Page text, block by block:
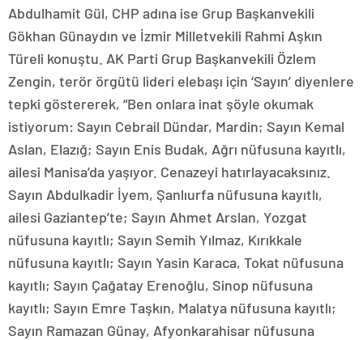
Abdulhamit Gül, CHP adına ise Grup Başkanvekili
Gökhan Günaydın ve İzmir Milletvekili Rahmi Aşkın
Türeli konuştu. AK Parti Grup Başkanvekili Özlem
Zengin, terör örgütü lideri elebaşı için ‘Sayın’ diyenlere
tepki göstererek, “Ben onlara inat şöyle okumak
istiyorum: Sayın Cebrail Dündar, Mardin; Sayın Kemal
Aslan, Elazığ; Sayın Enis Budak, Ağrı nüfusuna kayıtlı,
ailesi Manisa’da yaşıyor. Cenazeyi hatırlayacaksınız.
Sayın Abdulkadir İyem, Şanlıurfa nüfusuna kayıtlı,
ailesi Gaziantep’te; Sayın Ahmet Arslan, Yozgat
nüfusuna kayıtlı; Sayın Semih Yılmaz, Kırıkkale
nüfusuna kayıtlı; Sayın Yasin Karaca, Tokat nüfusuna
kayıtlı; Sayın Çağatay Erenoğlu, Sinop nüfusuna
kayıtlı; Sayın Emre Taşkın, Malatya nüfusuna kayıtlı;
Sayın Ramazan Günay, Afyonkarahisar nüfusuna